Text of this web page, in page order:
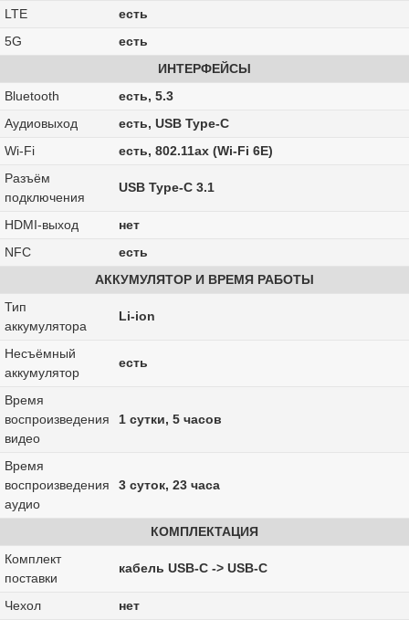
LTE
есть
5G
есть
ИНТЕРФЕЙСЫ
Bluetooth
есть, 5.3
Аудиовыход
есть, USB Type-C
Wi-Fi
есть, 802.11ax (Wi-Fi 6E)
Разъём
подключения
USB Type-C 3.1
HDMI-выход
нет
NFC
есть
АККУМУЛЯТОР И ВРЕМЯ РАБОТЫ
Тип
аккумулятора
Li-ion
Несъёмный
аккумулятор
есть
Время
воспроизведения
видео
1 сутки, 5 часов
Время
воспроизведения
аудио
3 суток, 23 часа
КОМПЛЕКТАЦИЯ
Комплект
поставки
кабель USB-C -> USB-C
Чехол
нет